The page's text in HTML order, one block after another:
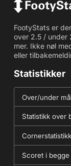
FootyStats er
over 2.5 / under
mer. Ikke nøl
eller
Statistikker
Over/under
Statistikk over
Cornerstatistikk
Scoret i